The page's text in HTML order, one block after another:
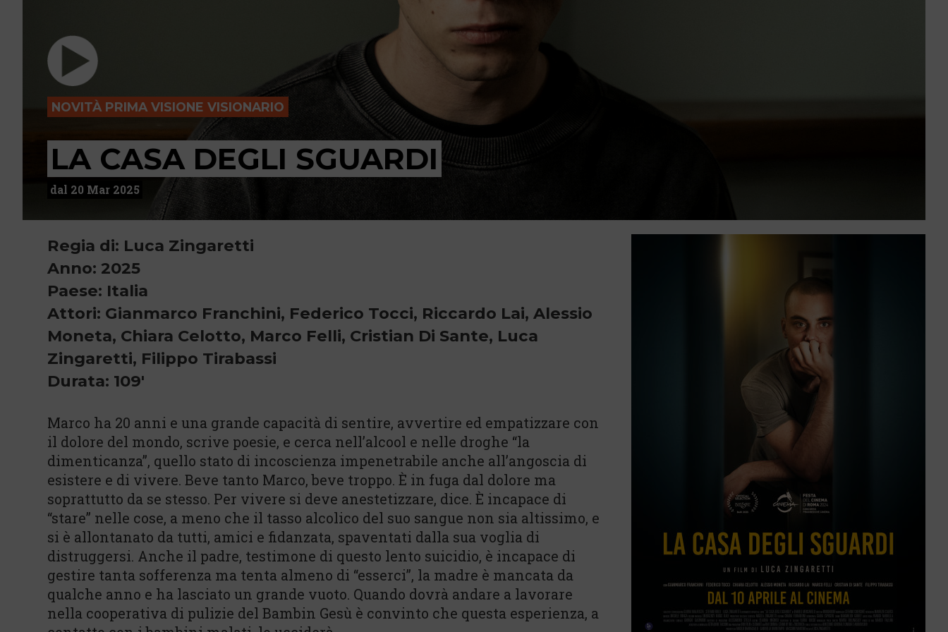
NOVITÀ PRIMA VISIONE VISIONARIO
LA CASA DEGLI SGUARDI
dal 20 Mar 2025
Regia di: Luca Zingaretti
Anno: 2025
Paese: Italia
Attori: Gianmarco Franchini, Federico Tocci, Riccardo Lai, Alessio
Moneta, Chiara Celotto, Marco Felli, Cristian Di Sante, Luca
Zingaretti, Filippo Tirabassi
Durata: 109'
Marco ha 20 anni e una grande capacità di sentire, avvertire ed empatizzare con
il dolore del mondo, scrive poesie, e cerca nell’alcool e nelle droghe “la
dimenticanza”, quello stato di incoscienza impenetrabile anche all’angoscia di
esistere e di vivere. Beve tanto Marco, beve troppo. È in fuga dal dolore ma
soprattutto da se stesso. Per vivere si deve anestetizzare, dice. È incapace di
“stare” nelle cose, a meno che il tasso alcolico del suo sangue non sia altissimo, e
si è allontanato da tutti, amici e fidanzata, spaventati dalla sua voglia di
distruggersi. Anche il padre, testimone di questo lento suicidio, è incapace di
gestire tanta sofferenza ma tenta almeno di “esserci”, la madre è mancata da
qualche anno e ha lasciato un grande vuoto. Quando dovrà andare a lavorare
nella cooperativa di pulizie del Bambin Gesù è convinto che questa esperienza, a